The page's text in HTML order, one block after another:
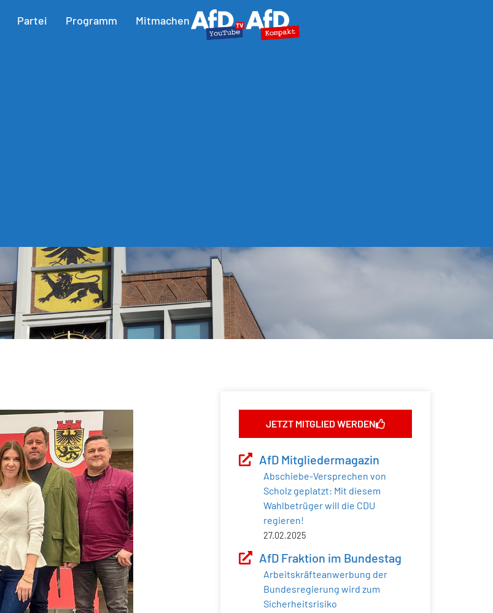
Partei Programm Mitmachen
JETZT MITGLIED WERDEN
AfD Mitgliedermagazin
Abschiebe-Versprechen von
Scholz geplatzt: Mit diesem
Wahlbetrüger will die CDU
regieren!
27.02.2025
AfD Fraktion im Bundestag
Arbeitskräfteanwerbung der
Bundesregierung wird zum
Sicherheitsrisiko